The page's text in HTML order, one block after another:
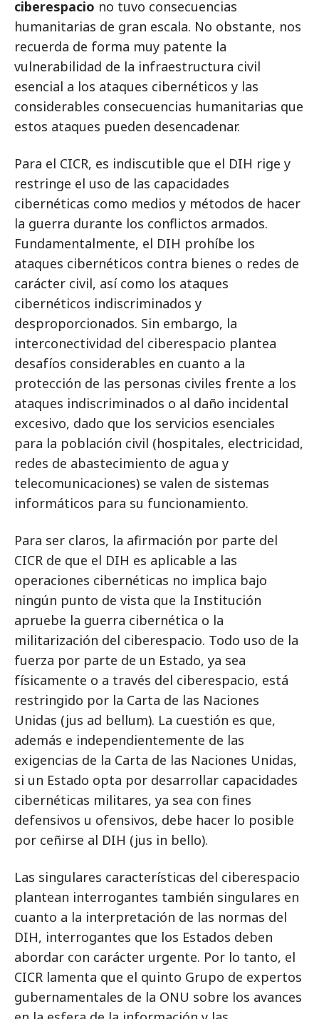
ciberespacio no tuvo consecuencias
humanitarias de gran escala. No obstante, nos
recuerda de forma muy patente la
vulnerabilidad de la infraestructura civil
esencial a los ataques cibernéticos y las
considerables consecuencias humanitarias que
estos ataques pueden desencadenar.
Para el CICR, es indiscutible que el DIH rige y
restringe el uso de las capacidades
cibernéticas como medios y métodos de hacer
la guerra durante los conflictos armados.
Fundamentalmente, el DIH prohíbe los
ataques cibernéticos contra bienes o redes de
carácter civil, así como los ataques
cibernéticos indiscriminados y
desproporcionados. Sin embargo, la
interconectividad del ciberespacio plantea
desafíos considerables en cuanto a la
protección de las personas civiles frente a los
ataques indiscriminados o al daño incidental
excesivo, dado que los servicios esenciales
para la población civil (hospitales, electricidad,
redes de abastecimiento de agua y
telecomunicaciones) se valen de sistemas
informáticos para su funcionamiento.
Para ser claros, la afirmación por parte del
CICR de que el DIH es aplicable a las
operaciones cibernéticas no implica bajo
ningún punto de vista que la Institución
apruebe la guerra cibernética o la
militarización del ciberespacio. Todo uso de la
fuerza por parte de un Estado, ya sea
físicamente o a través del ciberespacio, está
restringido por la Carta de las Naciones
Unidas (jus ad bellum). La cuestión es que,
además e independientemente de las
exigencias de la Carta de las Naciones Unidas,
si un Estado opta por desarrollar capacidades
cibernéticas militares, ya sea con fines
defensivos u ofensivos, debe hacer lo posible
por ceñirse al DIH (jus in bello).
Las singulares características del ciberespacio
plantean interrogantes también singulares en
cuanto a la interpretación de las normas del
DIH, interrogantes que los Estados deben
abordar con carácter urgente. Por lo tanto, el
CICR lamenta que el quinto Grupo de expertos
gubernamentales de la ONU sobre los avances